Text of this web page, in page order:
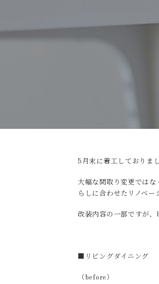
5月末に着工しておりま
大幅な間取り変更では
らしに合わせたリノベー
改装内容の一部ですが
■リビングダイニング
（before）